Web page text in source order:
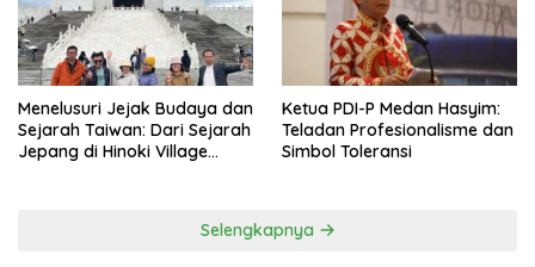
Menelusuri Jejak Budaya dan
Sejarah Taiwan: Dari Sejarah
Jepang di Hinoki Village
Ketua PDI-P Medan Hasyim:
Teladan Profesionalisme dan
Simbol Toleransi
Selengkapnya